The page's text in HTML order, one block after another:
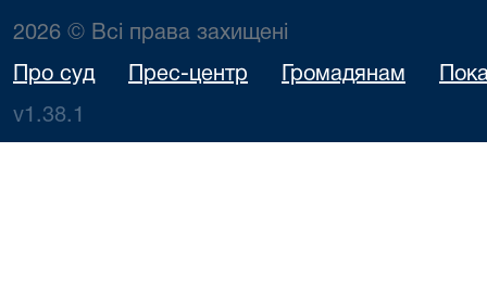
2026 © Всі права захищені
Про суд Прес-центр Громадянам
v1.38.1